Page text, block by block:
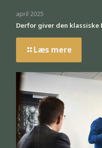
april 2025
Derfor giver den klassiske
Læs mere